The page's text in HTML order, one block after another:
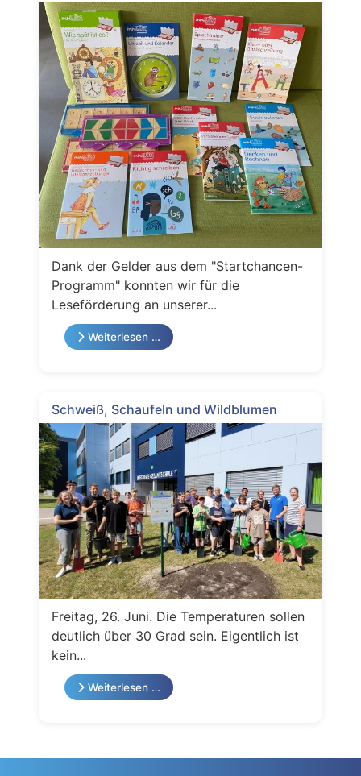
Dank der Gelder aus dem "Startchancen-
Programm" konnten wir für die
Leseförderung an unserer...
Weiterlesen …
Schweiß, Schaufeln und Wildblumen
Freitag, 26. Juni. Die Temperaturen sollen
deutlich über 30 Grad sein. Eigentlich ist
kein...
Weiterlesen …